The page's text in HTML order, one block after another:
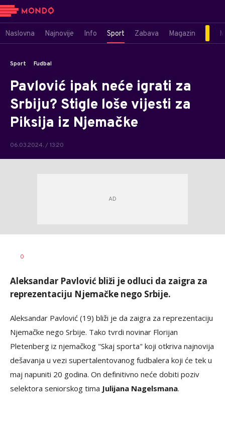
Naslovna Najnovije Info Sport Zabava Magazin
Sport Fudbal
Pavlović ipak neće igrati za
Srbiju? Stigle loše vijesti za
Piksija iz Njemačke
06.03.2024. / 13:20
0
Aleksandar Pavlović bliži je odluci da zaigra za
reprezentaciju Njemačke nego Srbije.
Aleksandar Pavlović (19) bliži je da zaigra za reprezentaciju
Njemačke nego Srbije. Tako tvrdi novinar Florijan
Pletenberg iz njemačkog "Skaj sporta" koji otkriva najnovija
dešavanja u vezi supertalentovanog fudbalera koji će tek u
maj napuniti 20 godina. On definitivno neće dobiti poziv
selektora seniorskog tima Julijana Nagelsmana.